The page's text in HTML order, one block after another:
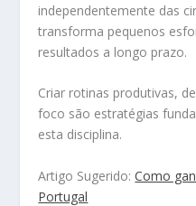
independentemente das
transforma pequenos
resultados a longo prazo.
Criar rotinas produtivas,
foco são estratégias
esta disciplina.
Artigo Sugerido:Como
Portugal